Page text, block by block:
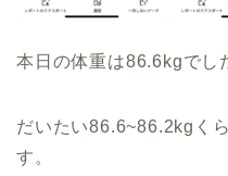
本日の体重は86.6kgでし
だいたい86.6~86.2kgく
す。